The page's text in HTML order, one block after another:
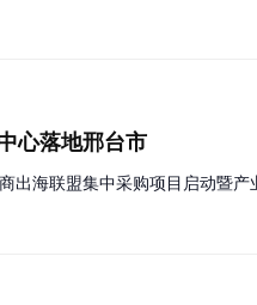
心落地邢台市
海联盟集中采购项目启动暨产